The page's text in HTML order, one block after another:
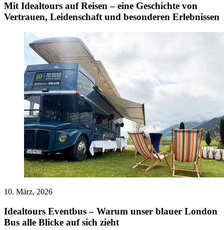
Mit Idealtours auf Reisen – eine Geschichte von
Vertrauen, Leidenschaft und besonderen Erlebnissen
10. März, 2026
Idealtours Eventbus – Warum unser blauer London
Bus alle Blicke auf sich zieht